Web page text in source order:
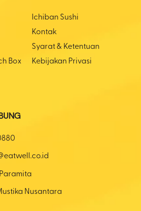
Ichiban Sushi
Kontak
Syarat & Ketentuan
Box
Kebijakan Privasi
Nusantara